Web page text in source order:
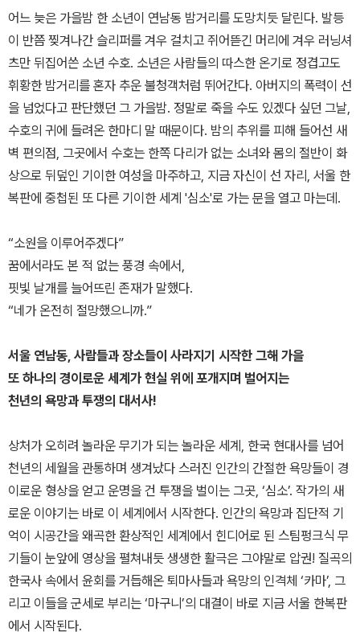
어느 늦은 가을밤 한 소년이 연남동 밤거리를 도망치듯 달린다. 발등
이 반쯤 찢겨나간 슬리퍼를 겨우 걸치고 쥐어뜯긴 머리에 겨우 러닝셔
츠만 뒤집어쓴 소년 수호. 소년은 사람들의 따스한 온기로 정겹고도
휘황한 밤거리를 혼자 추운 불청객처럼 뛰어간다. 아버지의 폭력이 선
을 넘었다고 판단했던 그 가을밤. 정말로 죽을 수도 있겠다 싶던 그날,
수호의 귀에 들려온 한마디 말 때문이다. 밤의 추위를 피해 들어선 새
벽 편의점, 그곳에서 수호는 한쪽 다리가 없는 소녀와 몸의 절반이 화
상으로 뒤덮인 기이한 여성을 마주하고, 지금 자신이 선 자리, 서울 한
복판에 중첩된 또 다른 기이한 세계 '심소'로 가는 문을 열고 마는데.
“소원을 이루어주겠다”
꿈에서라도 본 적 없는 풍경 속에서,
핏빛 날개를 늘어뜨린 존재가 말했다.
“네가 온전히 절망했으니까.”
서울 연남동, 사람들과 장소들이 사라지기 시작한 그해 가을
또 하나의 경이로운 세계가 현실 위에 포개지며 벌어지는
천년의 욕망과 투쟁의 대서사!
상처가 오히려 놀라운 무기가 되는 놀라운 세계, 한국 현대사를 넘어
천년의 세월을 관통하며 생겨났다 스러진 인간의 간절한 욕망들이 경
이로운 형상을 얻고 운명을 건 투쟁을 벌이는 그곳, ‘심소’. 작가의 새
로운 이야기는 바로 이 세계에서 시작한다. 인간의 욕망과 집단적 기
억이 시공간을 왜곡한 환상적인 세계에서 힌디어로 된 스팀펑크식 무
기들이 눈앞에 영상을 펼쳐내듯 생생한 활극은 그야말로 압권! 질곡의
한국사 속에서 윤회를 거듭해온 퇴마사들과 욕망의 인격체 ‘카마’, 그
리고 이들을 군세로 부리는 ‘마구니’의 대결이 바로 지금 서울 한복판
에서 시작된다.